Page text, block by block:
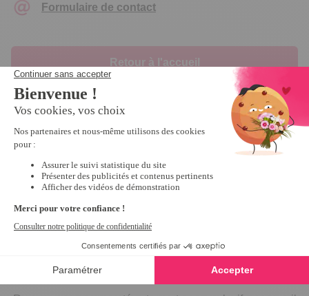
Formulaire de contact
Retour à l'accueil
Inscrivez-vous à notre
newsletter
10€ offerts
dès 30€ d’achats - condition dans votre e-mail de confirmation